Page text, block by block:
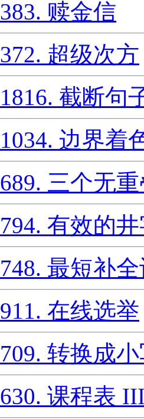
383. 赎金信
372. 超级次方
1816. 截断句
1034. 边界着
689. 三个无
794. 有效的
748. 最短补
911. 在线选举
709. 转换成
630. 课程表